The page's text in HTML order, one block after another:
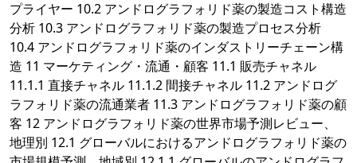
プライヤー 10.2 アンドログラフォリド薬の製造コスト構造
分析 10.3 アンドログラフォリド薬の製造プロセス分析
10.4 アンドログラフォリド薬のインダストリーチェーン構
造 11 マーケティング・流通・顧客 11.1 販売チャネル
11.1.1 直接チャネル 11.1.2 間接チャネル 11.2 アンドログ
ラフォリド薬の流通業者 11.3 アンドログラフォリド薬の顧
客 12 アンドログラフォリド薬の世界市場予測レビュー、
地理別 12.1 グローバルにおけるアンドログラフォリド薬の